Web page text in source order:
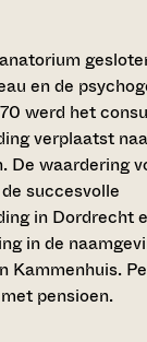
en de
werd het
verplaatst
De waardering
succesvolle
in Dordrecht
in de
Kammenhuis.
pensioen.